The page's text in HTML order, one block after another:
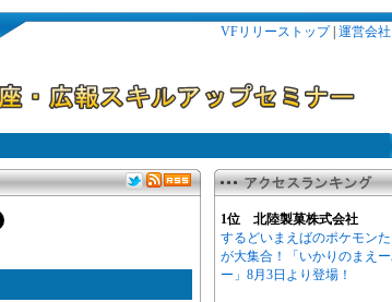
VFリリーストップ| 運営会社
1位 北陸製菓株式会社
するどいまえばのポケモン
が大集合！「いかりのまえ
ー」8月3日より登場！